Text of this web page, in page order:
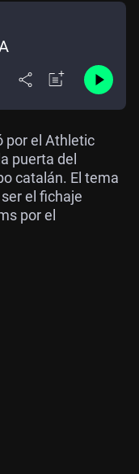
por el Athletic
puerta del
catalán. El tema
el fichaje
por el